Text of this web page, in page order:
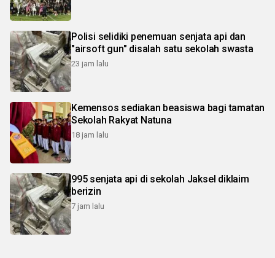
Polisi selidiki penemuan senjata api dan
"airsoft gun" disalah satu sekolah swasta
23 jam lalu
Kemensos sediakan beasiswa bagi tamatan
Sekolah Rakyat Natuna
18 jam lalu
995 senjata api di sekolah Jaksel diklaim
berizin
7 jam lalu